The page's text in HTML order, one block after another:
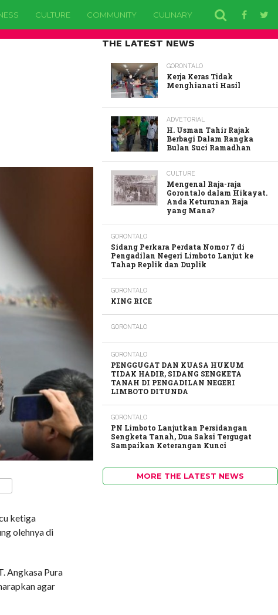
CULTURE COMMUNITY CULINARY EDUCATION
ketiga
olehnya di
Angkasa Pura
agar
THE LATEST NEWS
GORONTALO
Kerja Keras Tidak
Menghianati Hasil
ADVETORIAL
H. Usman Tahir Rajak
Berbagi Dalam Rangka
Bulan Suci Ramadhan
CULTURE
Mengenal Raja-raja
Gorontalo dalam Hikayat.
Anda Keturunan Raja
yang Mana?
GORONTALO
Sidang Perkara Perdata Nomor 7 di
Pengadilan Negeri Limboto Lanjut ke
Tahap Replik dan Duplik
GORONTALO
KING RICE
GORONTALO
GORONTALO
PENGGUGAT DAN KUASA HUKUM
TIDAK HADIR, SIDANG SENGKETA
TANAH DI PENGADILAN NEGERI
LIMBOTO DITUNDA
GORONTALO
PN Limboto Lanjutkan Persidangan
Sengketa Tanah, Dua Saksi Tergugat
Sampaikan Keterangan Kunci
MORE THE LATEST NEWS